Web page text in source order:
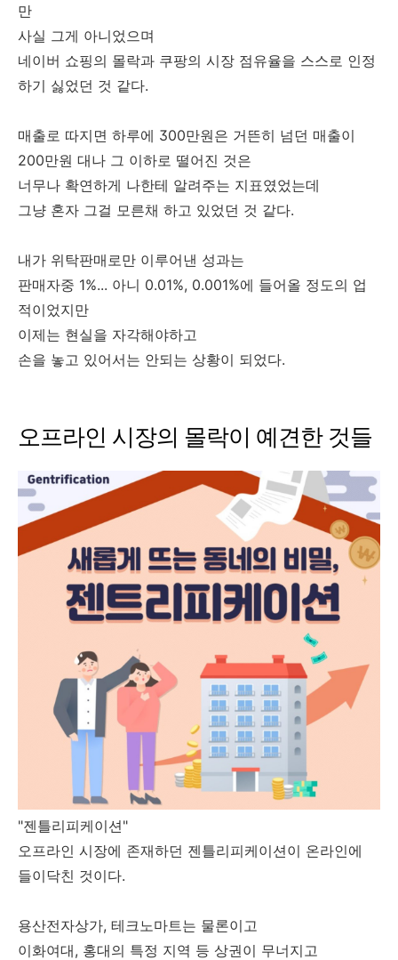
만
사실 그게 아니었으며
네이버 쇼핑의 몰락과 쿠팡의 시장 점유율을 스스로 인정
하기 싫었던 것 같다.
매출로 따지면 하루에 300만원은 거뜬히 넘던 매출이
200만원 대나 그 이하로 떨어진 것은
너무나 확연하게 나한테 알려주는 지표였었는데
그냥 혼자 그걸 모른채 하고 있었던 것 같다.
내가 위탁판매로만 이루어낸 성과는
판매자중 1%... 아니 0.01%, 0.001%에 들어올 정도의 업
적이었지만
이제는 현실을 자각해야하고
손을 놓고 있어서는 안되는 상황이 되었다.
오프라인 시장의 몰락이 예견한 것들
"젠틀리피케이션"
오프라인 시장에 존재하던 젠틀리피케이션이 온라인에
들이닥친 것이다.
용산전자상가, 테크노마트는 물론이고
이화여대, 홍대의 특정 지역 등 상권이 무너지고